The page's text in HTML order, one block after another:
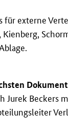
für externe
Dokument
Jurek Beckers